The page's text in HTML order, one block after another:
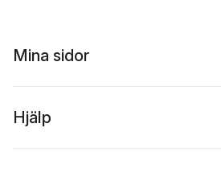
Mina sidor
Hjälp